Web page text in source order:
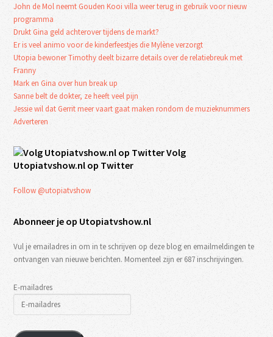
John de Mol neemt Gouden Kooi villa weer terug in gebruik voor nieuw
programma
Drukt Gina geld achterover tijdens de markt?
Er is veel animo voor de kinderfeestjes die Mylène verzorgt
Utopia bewoner Timothy deelt bizarre details over de relatiebreuk met
Franny
Mark en Gina over hun break up
Sanne belt de dokter, ze heeft veel pijn
Jessie wil dat Gerrit meer vaart gaat maken rondom de muzieknummers
Adverteren
Volg
Utopiatvshow.nl op Twitter
Follow @utopiatvshow
Abonneer je op Utopiatvshow.nl
Vul je emailadres in om in te schrijven op deze blog en emailmeldingen te
ontvangen van nieuwe berichten. Momenteel zijn er 687 inschrijvingen.
E-mailadres